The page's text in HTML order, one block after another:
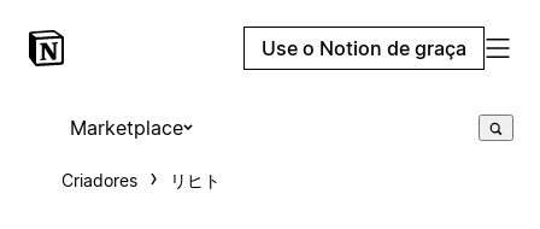
Use o Notion de graça
Marketplace
Criadores リヒト